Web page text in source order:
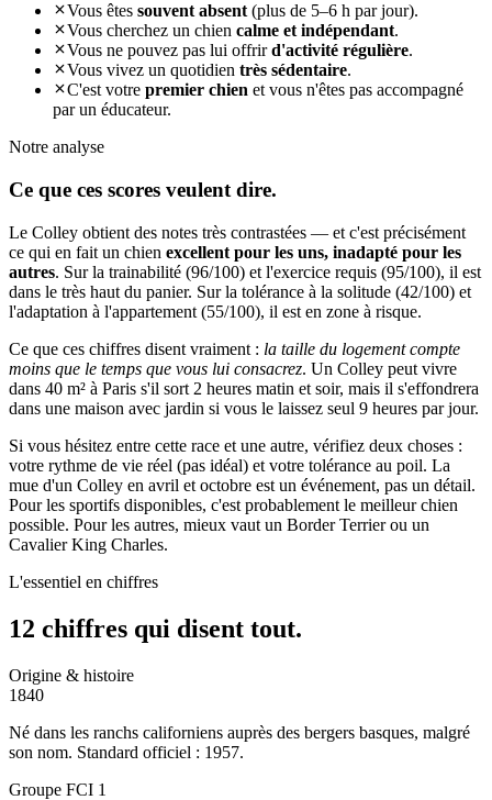
Vous êtes souvent absent(plus de 5–6 h par jour).
Vous cherchez un chien calme et indépendant.
Vous ne pouvez pas lui offrird'activité régulière.
Vous vivez un quotidien très sédentaire.
C'est votre premier chien et vous n'êtes pas accompagné
par un éducateur.
Notre analyse
Ce que ces scores veulent dire.
Le Colley obtient des notes très contrastées — et c'est précisément
ce qui en fait un chien excellent pour les uns, inadapté pour les
autres. Sur la trainabilité (96/100) et l'exercice requis (95/100), il est
dans le très haut du panier. Sur la tolérance à la solitude (42/100) et
l'adaptation à l'appartement (55/100), il est en zone à risque.
Ce que ces chiffres disent vraiment : la taille du logement compte
moins que le temps que vous lui consacrez. Un Colley peut vivre
dans 40 m² à Paris s'il sort 2 heures matin et soir, mais il s'effondrera
dans une maison avec jardin si vous le laissez seul 9 heures par jour.
Si vous hésitez entre cette race et une autre, vérifiez deux choses :
votre rythme de vie réel (pas idéal) et votre tolérance au poil. La
mue d'un Colley en avril et octobre est un événement, pas un détail.
Pour les sportifs disponibles, c'est probablement le meilleur chien
possible. Pour les autres, mieux vaut un Border Terrier ou un
Cavalier King Charles.
L'essentiel en chiffres
12 chiffres qui disent tout.
Origine & histoire
1840
Né dans les ranchs californiens auprès des bergers basques, malgré
son nom. Standard officiel : 1957.
Groupe FCI 1